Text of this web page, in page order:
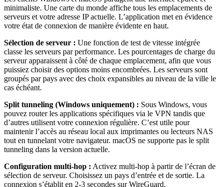
minimaliste. Une carte du monde affiche tous les emplacements de
serveurs et votre adresse IP actuelle. L’application met en évidence
votre état de connexion de manière évidente en haut.
Sélection de serveur : Une fonction de test de vitesse intégrée
classe les serveurs par performance. Les pourcentages de charge du
serveur apparaissent à côté de chaque emplacement, afin que vous
puissiez choisir des options moins encombrées. Les serveurs sont
groupés par pays avec des choix expansibles au niveau de la ville le
cas échéant.
Split tunneling (Windows uniquement) : Sous Windows, vous
pouvez router les applications spécifiques via le VPN tandis que
d’autres utilisent votre connexion régulière. C’est utile pour
maintenir l’accès au réseau local aux imprimantes ou lecteurs NAS
tout en tunnelant votre navigateur. macOS ne supporte pas le split
tunneling dans la version actuelle.
Configuration multi-hop : Activez multi-hop à partir de l’écran de
sélection de serveur. Choisissez un pays d’entrée et de sortie. La
connexion s’établit en 2-3 secondes sur WireGuard.